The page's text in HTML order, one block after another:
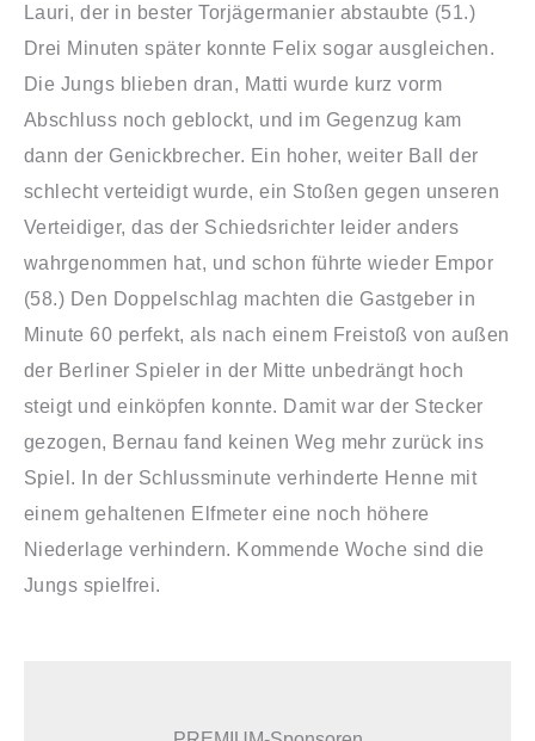
Lauri, der in bester Torjägermanier abstaubte (51.)
Drei Minuten später konnte Felix sogar ausgleichen.
Die Jungs blieben dran, Matti wurde kurz vorm
Abschluss noch geblockt, und im Gegenzug kam
dann der Genickbrecher. Ein hoher, weiter Ball der
schlecht verteidigt wurde, ein Stoßen gegen unseren
Verteidiger, das der Schiedsrichter leider anders
wahrgenommen hat, und schon führte wieder Empor
(58.) Den Doppelschlag machten die Gastgeber in
Minute 60 perfekt, als nach einem Freistoß von außen
der Berliner Spieler in der Mitte unbedrängt hoch
steigt und einköpfen konnte. Damit war der Stecker
gezogen, Bernau fand keinen Weg mehr zurück ins
Spiel. In der Schlussminute verhinderte Henne mit
einem gehaltenen Elfmeter eine noch höhere
Niederlage verhindern. Kommende Woche sind die
Jungs spielfrei.